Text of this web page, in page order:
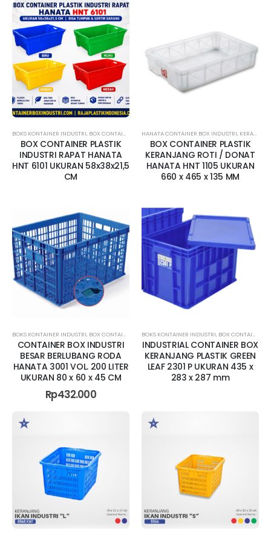
BOKS KONTAINER INDUSTRI, BOX CONTAINER RAPAT ,HANATA,HANATA CONTAINER BOX
BOX CONTAINER PLASTIK
INDUSTRI RAPAT HANATA
HNT 6101 UKURAN 58x38x21,5
CM
HANATA CONTAINER BOX INDUSTRI, KERANJANG INDUSTRI
BOX CONTAINER PLASTIK
KERANJANG ROTI / DONAT
HANATA HNT 1105 UKURAN
660 x 465 x 135 MM
BOKS KONTAINER INDUSTRI, BOX CONTAINER BESAR ,BOX CONTAINER JUMBO,BOX CONTAINER
CONTAINER BOX INDUSTRI
BESAR BERLUBANG RODA
HANATA 3001 VOL. 200 LITER
UKURAN 80 x 60 x 45 CM
Rp432.000
BOKS KONTAINER INDUSTRI, BOX CONTAINER RAPAT
INDUSTRIAL CONTAINER BOX
KERANJANG PLASTIK GREEN
LEAF 2301 P UKURAN 435 x
283 x 287 mm